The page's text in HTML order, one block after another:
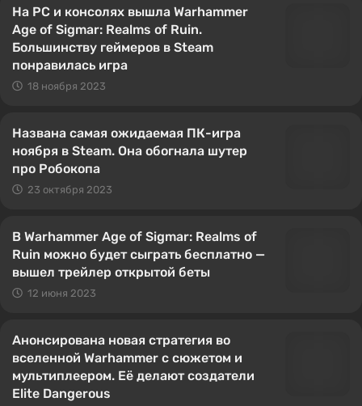
На PC и консолях вышла Warhammer
Age of Sigmar: Realms of Ruin.
Большинству геймеров в Steam
понравилась игра
18 ноября 2023
Названа самая ожидаемая ПК-игра
ноября в Steam. Она обогнала шутер
про Робокопа
23 октября 2023
В Warhammer Age of Sigmar: Realms of
Ruin можно будет сыграть бесплатно —
вышел трейлер открытой беты
12 июня 2023
Анонсирована новая стратегия во
вселенной Warhammer с сюжетом и
мультиплеером. Её делают создатели
Elite Dangerous